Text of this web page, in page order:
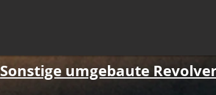
Sonstige umgebaute